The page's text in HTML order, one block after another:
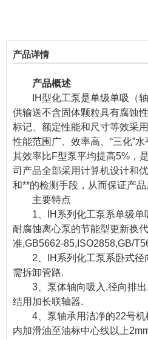
产品详情
产品概述
IH型化工泵是单级单吸（
供输送不含固体颗粒具有腐蚀
标记、额定性能和尺寸等效采
性能范围广、效率高、“三化”
其效率比F型泵平均提高5%，
司产品全部采用计算机设计和
和**的检测手段，从而保证产品
主要特点
1、IH系列化工泵系单级
耐腐蚀离心泵的节能型更新换
准,GB5662-85,ISO2858,GB/
2、IH系列化工泵系卧式
需拆卸管路.
3、泵体轴向吸入,径向排
结用加长联轴器.
4、泵轴承用洁净的22号
内加滑油至油标中心线以上